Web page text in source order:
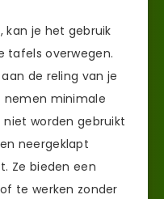
kan je het gebruik
tafels overwegen.
de reling van je
nemen minimale
worden gebruikt
neergeklapt
Ze bieden een
te werken zonder